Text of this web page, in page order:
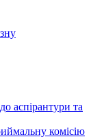
аспірантури та
комісію